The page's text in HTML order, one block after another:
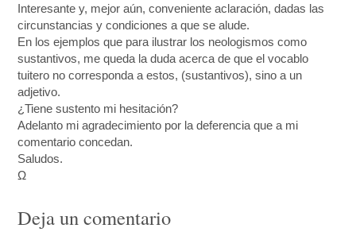
Interesante y, mejor aún, conveniente aclaración, dadas las
circunstancias y condiciones a que se alude.
En los ejemplos que para ilustrar los neologismos como
sustantivos, me queda la duda acerca de que el vocablo
tuitero no corresponda a estos, (sustantivos), sino a un
adjetivo.
¿Tiene sustento mi hesitación?
Adelanto mi agradecimiento por la deferencia que a mi
comentario concedan.
Saludos.
Ω
Deja un comentario